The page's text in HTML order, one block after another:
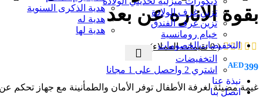
هدية الذكرى السنوية
هدية له
هدية لها
تزين غرف الولادة
تزين غرف الفندق
خيام رومانسية
التخفيضاتالخصومات
التخفيضات
اشتري 2 واحصل على 1 مجانا
نبذة عنا
اتصل بنا
بقوة الاناره عن بعد
(
0تقيمات العملاء)
AED399
غيمة مضيئة لغرفة الأطفال توفر الأمان والطمأنينة مع جهاز تحكم